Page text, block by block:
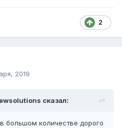
2
2019
сказал:
большом количестве дорого